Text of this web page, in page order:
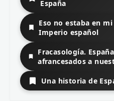
España
Eso no estaba en
Imperio español
Fracasología.
afrancesados a
Una historia de